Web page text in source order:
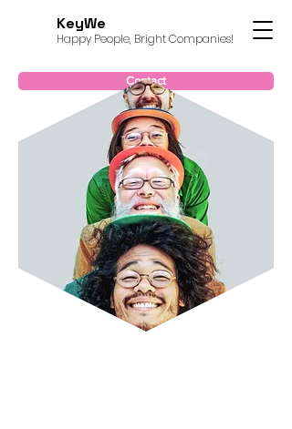
KeyWe
Happy People, Bright Companies!
Contact